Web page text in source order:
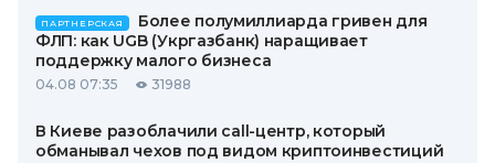
ПАРТНЕРСКАЯ
Более полумиллиарда гривен для
ФЛП: как UGB (Укргазбанк) наращивает
поддержку малого бизнеса
04.08 07:35 31988
В Киеве разоблачили call-центр, который
обманывал чехов под видом криптоинвестиций